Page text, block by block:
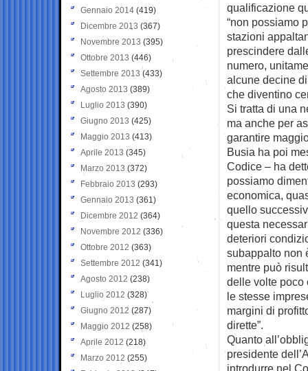
qualificazione
“non possiamo
stazioni
prescindere
numero,
alcune decine
che diventino
Si tratta di una
ma anche per
garantire
Busia ha poi
Codice – ha
possiamo
economica,
quello
questa
deteriori
subappalto non
mentre può
delle volte poco
le stesse
margini di
dirette”.
Quanto
presidente
introdurre nel
Gennaio 2014 (419)
Dicembre 2013 (367)
Novembre 2013 (395)
Ottobre 2013 (446)
Settembre 2013 (433)
Agosto 2013 (389)
Luglio 2013 (390)
Giugno 2013 (425)
Maggio 2013 (413)
Aprile 2013 (345)
Marzo 2013 (372)
Febbraio 2013 (293)
Gennaio 2013 (361)
Dicembre 2012 (364)
Novembre 2012 (336)
Ottobre 2012 (363)
Settembre 2012 (341)
Agosto 2012 (238)
Luglio 2012 (328)
Giugno 2012 (287)
Maggio 2012 (258)
Aprile 2012 (218)
Marzo 2012 (255)